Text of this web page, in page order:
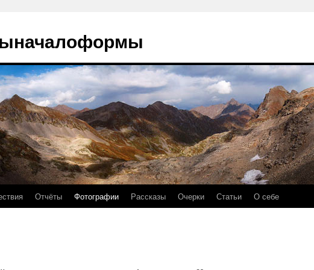
Отчёты Фотографии Рассказы Очерки Статьи О себе